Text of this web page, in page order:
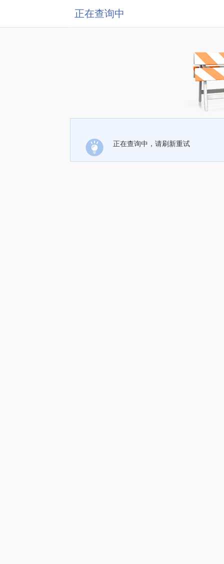
正在查询中
正在查询中，请刷新重试